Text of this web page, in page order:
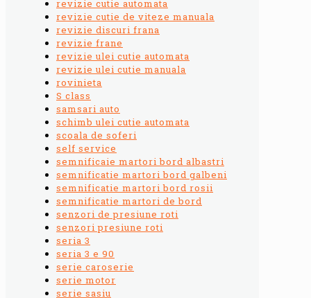
revizie cutie automata
revizie cutie de viteze manuala
revizie discuri frana
revizie frane
revizie ulei cutie automata
revizie ulei cutie manuala
rovinieta
S class
samsari auto
schimb ulei cutie automata
scoala de soferi
self service
semnificaie martori bord albastri
semnificatie martori bord galbeni
semnificatie martori bord rosii
semnificatie martori de bord
senzori de presiune roti
senzori presiune roti
seria 3
seria 3 e 90
serie caroserie
serie motor
serie sasiu